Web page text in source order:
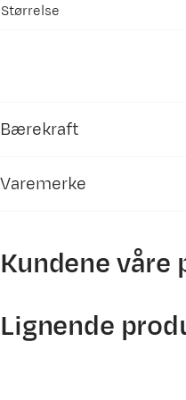
Størrelse
Bærekraft
Varemerke
Kundene våre
Lignende